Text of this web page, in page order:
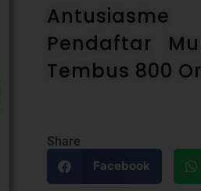
Pendaftar
Tembus 800
Share
Facebook